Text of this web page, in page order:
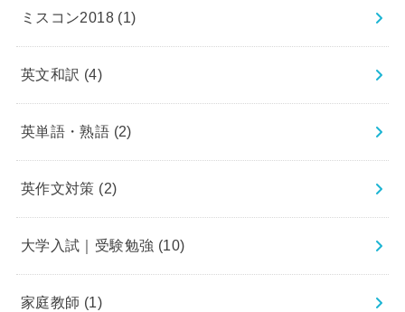
ミスコン2018 (1)
英文和訳 (4)
英単語・熟語 (2)
英作文対策 (2)
大学入試｜受験勉強 (10)
家庭教師 (1)